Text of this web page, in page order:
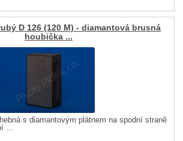
D 126 (120 M) - diamantová brusná
houbička ...
s diamantovým plátnem na spodní straně
...